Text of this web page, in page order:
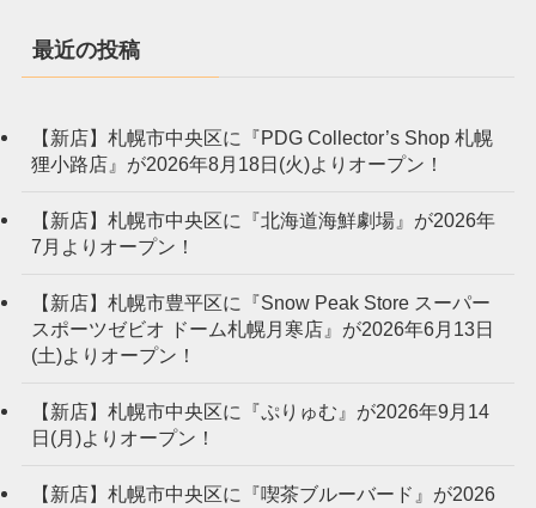
最近の投稿
【新店】札幌市中央区に『PDG Collector’s Shop 札幌
狸小路店』が2026年8月18日(火)よりオープン！
【新店】札幌市中央区に『北海道海鮮劇場』が2026年
7月よりオープン！
【新店】札幌市豊平区に『Snow Peak Store スーパー
スポーツゼビオ ドーム札幌月寒店』が2026年6月13日
(土)よりオープン！
【新店】札幌市中央区に『ぷりゅむ』が2026年9月14
日(月)よりオープン！
【新店】札幌市中央区に『喫茶ブルーバード』が2026